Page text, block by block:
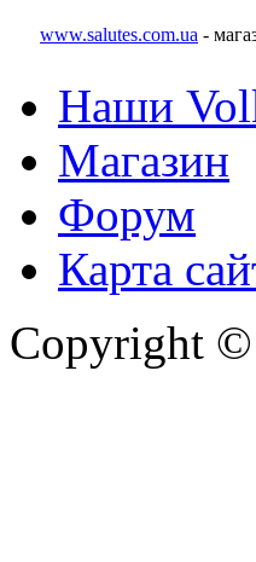
www.salutes.com.ua -
Наши
Магазин
Форум
Карта
Copyright